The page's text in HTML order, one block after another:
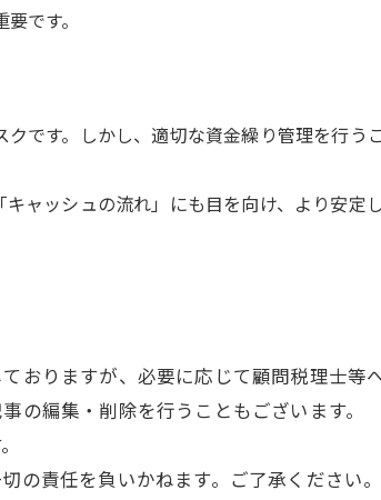
です。
です。しかし、適切な資金繰り管理を行う
ャッシュの流れ」にも目を向け、より安定
りますが、必要に応じて顧問税理士等
の編集・削除を行うこともございます。
の責任を負いかねます。ご了承ください。